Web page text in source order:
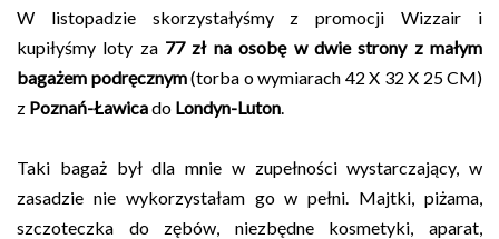
W listopadzie skorzystałyśmy z promocji Wizzair i
kupiłyśmy loty za 77 zł na osobę w dwie strony z małym
bagażem podręcznym(torba o wymiarach 42 X 32 X 25 CM)
z Poznań-Ławicado Londyn-Luton
Taki bagaż był dla mnie w zupełności wystarczający, w
zasadzie nie wykorzystałam go w pełni. Majtki, piżama,
szczoteczka do zębów, niezbędne kosmetyki, aparat,